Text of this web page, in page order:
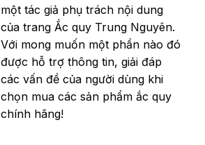
một tác giả phụ trách nội dung
của trang Ắc quy Trung Nguyên.
Với mong muốn một phần nào đó
được hỗ trợ thông tin, giải đáp
các vấn đề của người dùng khi
chọn mua các sản phẩm ắc quy
chính hãng!